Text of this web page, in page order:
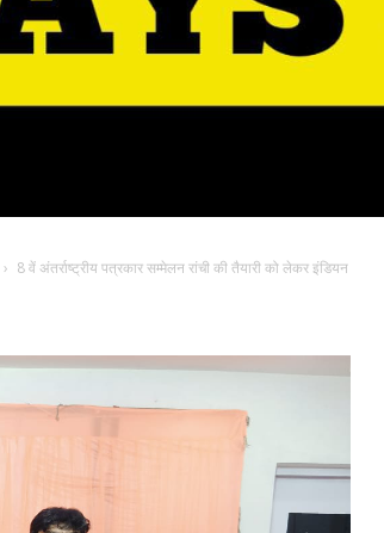
› 8 वें अंतर्राष्ट्रीय पत्रकार सम्मेलन रांची की तैयारी को लेकर इंडियन